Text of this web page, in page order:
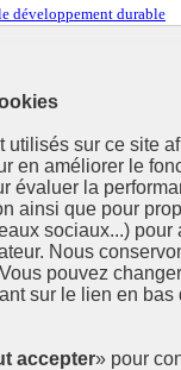
utilisés sur ce site
en améliorer le
évaluer la
ainsi que pour
sociaux...) pour
Nous
pouvez
sur le lien en bas
accepter» pour
développement durable
de référence
de la France. Il
une nouvelle